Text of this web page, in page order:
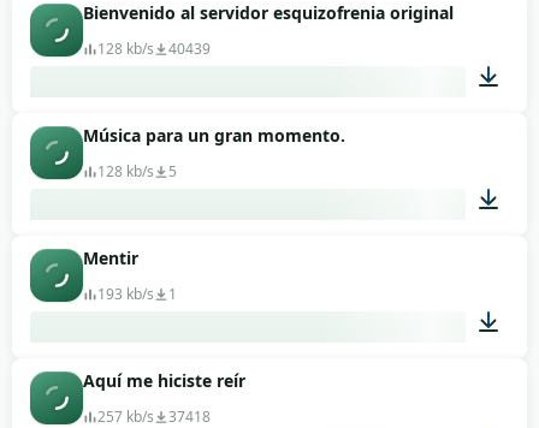
Bienvenido al servidor esquizofrenia original
128 kb/s 40439
Música para un gran momento.
128 kb/s 5
Mentir
193 kb/s 1
Aquí me hiciste reír
257 kb/s 37418